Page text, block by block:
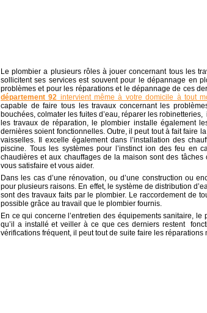
Le plombier a plusieurs rôles à jouer concernant tous les
sollicitent ses services est souvent pour le dépannage en
problèmes et pour les réparations et le dépannage de ces
département 92 intervient même à votre domicile à tout
capable de faire tous les travaux concernant les
bouchées, colmater les fuites d’eau, réparer les
les travaux de réparation, le plombier installe également
dernières soient fonctionnelles. Outre, il peut tout à fait faire
vaisselles. Il excelle également dans l’installation des
piscine. Tous les systèmes pour l’instinct ion des feu en
chaudières et aux chauffages de la maison sont des
vous satisfaire et vous aider.
Dans les cas d’une rénovation, ou d’une construction ou
pour plusieurs raisons. En effet, le système de distribution
sont des travaux faits par le plombier. Le raccordement de
possible grâce au travail que le plombier fournis.
En ce qui concerne l’entretien des équipements sanitaire,
qu’il a installé et veiller à ce que ces derniers restent
vérifications fréquent, il peut tout de suite faire les réparations